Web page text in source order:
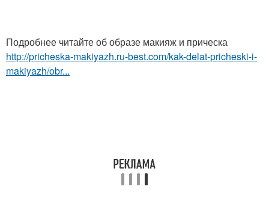
Подробнее читайте об образе макияж и прическа
http://pricheska-makiyazh.ru-best.com/kak-delat-pricheski-i-
makiyazh/obr...